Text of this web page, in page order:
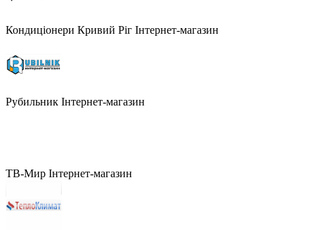
Кондиціонери Кривий Ріг Інтернет-магазин
Рубильник Інтернет-магазин
ТВ-Мир Інтернет-магазин